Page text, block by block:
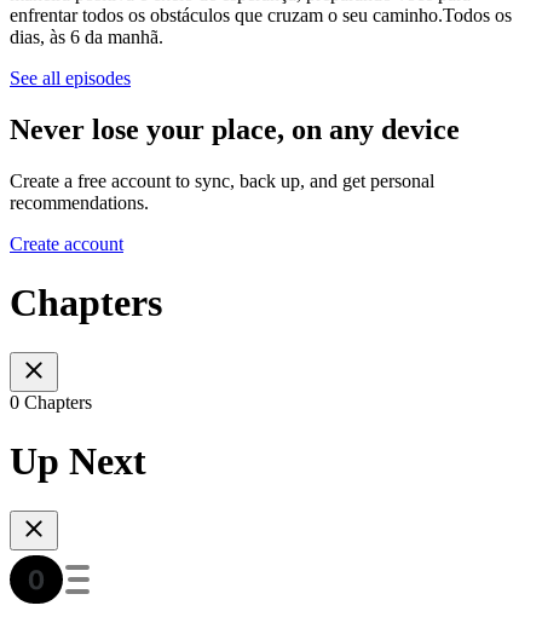
enfrentar todos os obstáculos que cruzam o seu caminho.Todos os
dias, às 6 da manhã.
See all episodes
Never lose your place, on any device
Create a free account to sync, back up, and get personal
recommendations.
Create account
Chapters
0 Chapters
Up Next